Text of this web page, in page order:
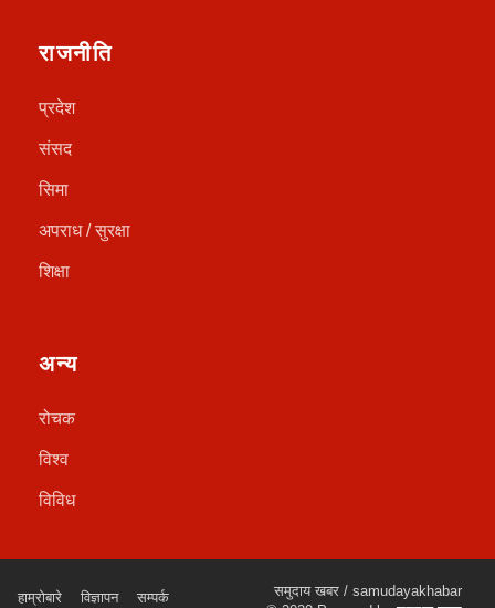
राजनीति
प्रदेश
संसद
सिमा
अपराध / सुरक्षा
शिक्षा
अन्य
रोचक
विश्व
विविध
हाम्रोबारे विज्ञापन सम्पर्क
समुदाय खबर / samudayakhabar